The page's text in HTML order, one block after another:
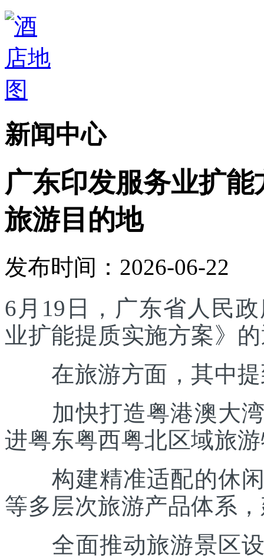
新闻中心
广东印发服务业扩
旅游目的地
发布时间：2026-06-22
6月19日，广东省人民
业扩能提质实施方案》
在旅游方面，其中提
加快打造粤港澳大湾
进粤东粤西粤北区域旅
构建精准适配的休闲
等多层次旅游产品体系
全面推动旅游景区设